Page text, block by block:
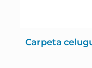
Carpeta